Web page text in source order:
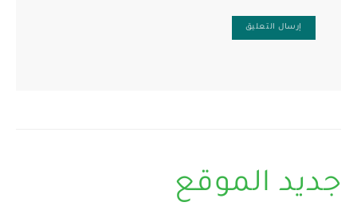
جديد الموقع